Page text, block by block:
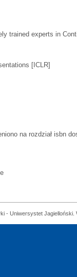
trained experts in
[ICLR]
na rozdział isbn
- Uniwersystet